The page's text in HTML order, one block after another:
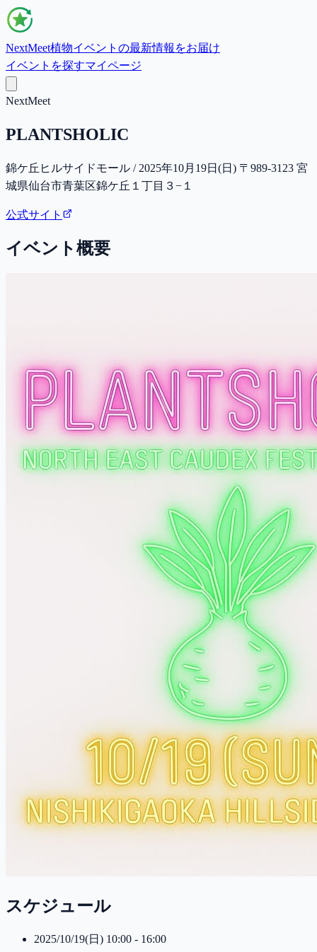
NextMeet植物イベントの最新情報をお届け
イベントを探すマイページ
NextMeet
PLANTSHOLIC
錦ケ丘ヒルサイドモール / 2025年10月19日(日) 〒989-3123 宮
城県仙台市青葉区錦ケ丘１丁目３−１
公式サイト
イベント概要
スケジュール
2025/10/19(日) 10:00 - 16:00